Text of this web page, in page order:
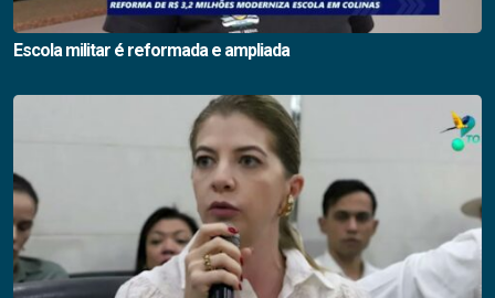
Escola militar é reformada e ampliada